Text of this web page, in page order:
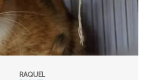
RAQUEL